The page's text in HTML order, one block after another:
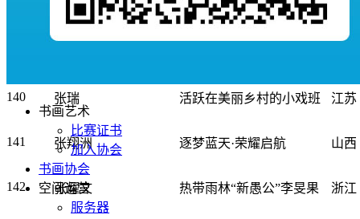
张妙丹 外婆的刨冰
140 张瑞 活跃在美丽乡村的小戏班 江苏
141 张翔洲 逐梦蓝天·荣耀启航 山西
142 张耀文 热带雨林“新愚公”李旻果 浙江
书画艺术
比赛证书
加入协会
书画协会
空间运营
服务器